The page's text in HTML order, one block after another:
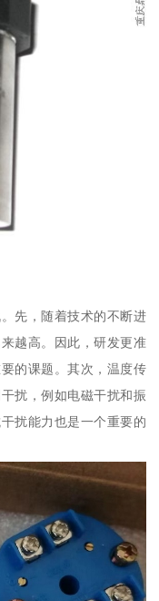
先，随着技术的不断进
越高。因此，研发更准
的课题。其次，温度传
扰，例如电磁干扰和振
扰能力也是一个重要的